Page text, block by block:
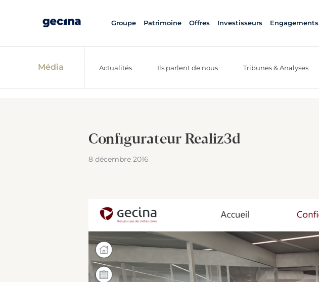
Groupe Patrimoine Offres Investisseurs Engagements
Média Actualités Ils parlent de nous Tribunes & Analyses
Configurateur Realiz3d
8 décembre 2016